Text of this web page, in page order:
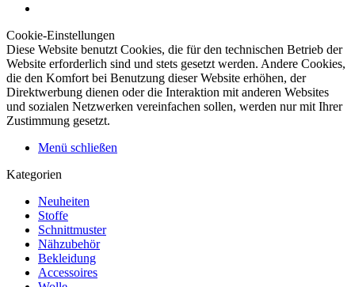
Cookie-Einstellungen
Diese Website benutzt Cookies, die für den technischen Betrieb der
Website erforderlich sind und stets gesetzt werden. Andere Cookies,
die den Komfort bei Benutzung dieser Website erhöhen, der
Direktwerbung dienen oder die Interaktion mit anderen Websites
und sozialen Netzwerken vereinfachen sollen, werden nur mit Ihrer
Zustimmung gesetzt.
Menü schließen
Kategorien
Neuheiten
Stoffe
Schnittmuster
Nähzubehör
Bekleidung
Accessoires